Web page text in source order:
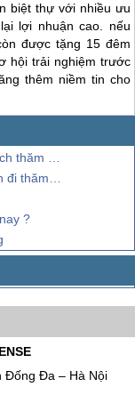
biệt thự với nhiều ưu
lợi nhuận cao. nếu
được tặng 15 đêm
hội trải nghiệm trước
thêm niềm tin cho
quan
Phú Quốc
?
Đống Đa – Hà Nội